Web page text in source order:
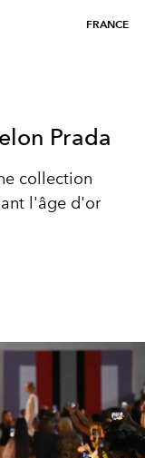
FRANCE
Prada
collection
l'âge d'or